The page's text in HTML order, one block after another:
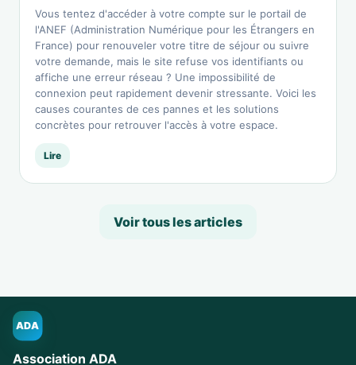
Vous tentez d'accéder à votre compte sur le portail de
l'ANEF (Administration Numérique pour les Étrangers en
France) pour renouveler votre titre de séjour ou suivre
votre demande, mais le site refuse vos identifiants ou
affiche une erreur réseau ? Une impossibilité de
connexion peut rapidement devenir stressante. Voici les
causes courantes de ces pannes et les solutions
concrètes pour retrouver l'accès à votre espace.
Lire
Voir tous les articles
ADA
Association ADA